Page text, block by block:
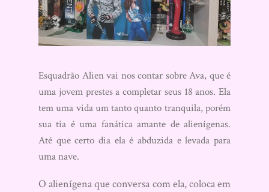
Esquadrão Alien vai nos contar sobre Ava, que é
uma jovem prestes a completar seus 18 anos. Ela
tem uma vida um tanto quanto tranquila, porém
sua tia é uma fanática amante de alienígenas.
Até que certo dia ela é abduzida e levada para
uma nave.
O alienígena que conversa com ela, coloca em